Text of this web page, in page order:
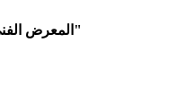
المعرض الفني جسر الزرقاء - "قصة بلد على البحر"